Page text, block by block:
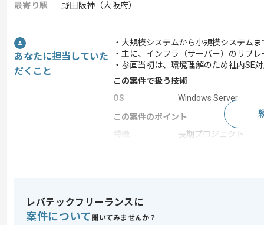
最寄り駅
野田阪神（大阪府）
あなたに担当していた
だくこと
・大規模システムから小規模システム
・主に、インフラ（サーバー）のリプ
・参画当初は、環境理解のため社内SE
この案件で扱う技術
OS
Windows Server
この案件のポイント
長期プロジェクト
・ActiveDirectoryの実務経験
・ネットワークに関する設計、構築の実
レバテックフリーランスに
案件について 聞いてみませんか？